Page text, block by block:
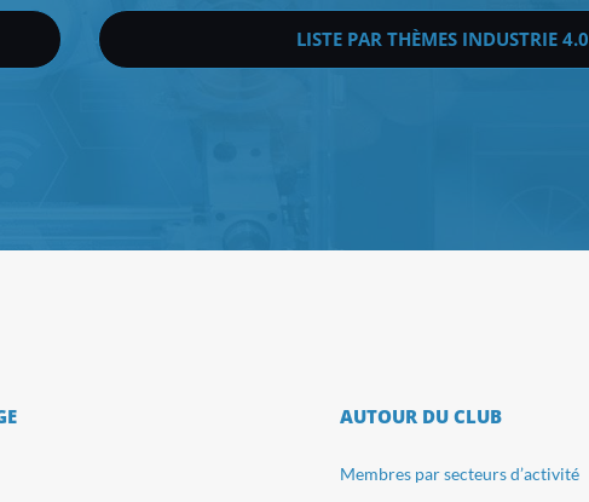
LISTE PAR THÈMES INDUSTRIE 4.0
AUTOUR DU CLUB
Membres par secteurs d’activité